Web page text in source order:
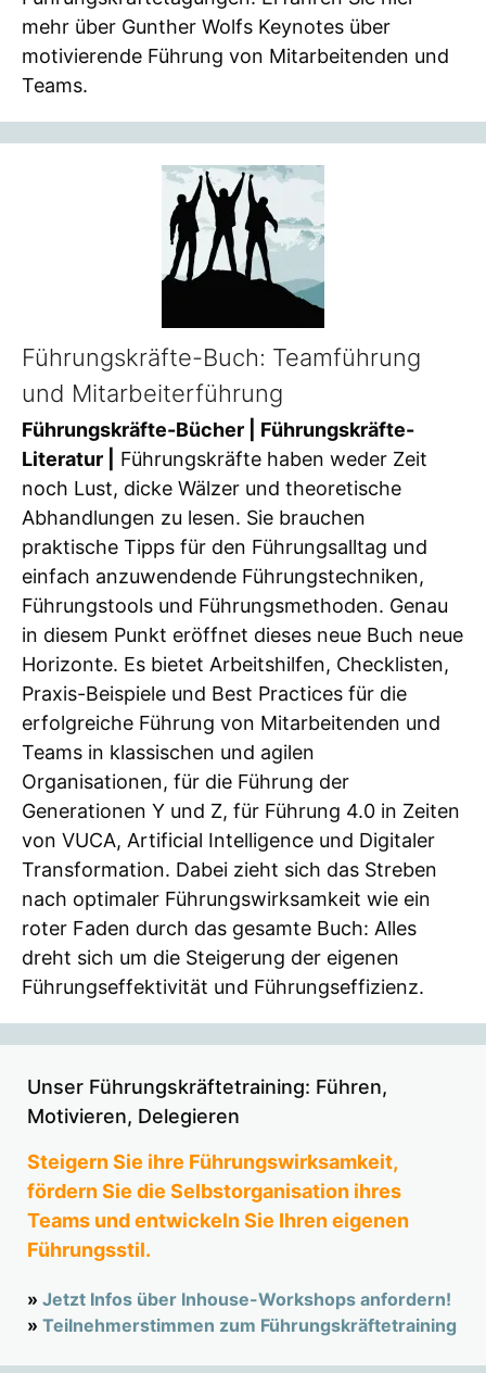
mehr über Gunther Wolfs Keynotes über
motivierende Führung von Mitarbeitenden und
Teams.
Führungskräfte-Buch: Teamführung
und Mitarbeiterführung
Führungskräfte-Bücher | Führungskräfte-
Literatur |
Führungskräfte haben weder Zeit
noch Lust, dicke Wälzer und theoretische
Abhandlungen zu lesen. Sie brauchen
praktische Tipps für den Führungsalltag und
einfach anzuwendende Führungstechniken,
Führungstools und Führungsmethoden. Genau
in diesem Punkt eröffnet dieses neue Buch neue
Horizonte. Es bietet Arbeitshilfen, Checklisten,
Praxis-Beispiele und Best Practices für die
erfolgreiche Führung von Mitarbeitenden und
Teams in klassischen und agilen
Organisationen, für die Führung der
Generationen Y und Z, für Führung 4.0 in Zeiten
von VUCA, Artificial Intelligence und Digitaler
Transformation. Dabei zieht sich das Streben
nach optimaler Führungswirksamkeit wie ein
roter Faden durch das gesamte Buch: Alles
dreht sich um die Steigerung der eigenen
Führungseffektivität und Führungseffizienz.
Unser Führungskräftetraining: Führen,
Motivieren, Delegieren
Steigern Sie ihre Führungswirksamkeit,
fördern Sie die Selbstorganisation ihres
Teams und entwickeln Sie Ihren eigenen
Führungsstil.
» Jetzt Infos über Inhouse-Workshops anfordern!
» Teilnehmerstimmen zum Führungskräftetraining